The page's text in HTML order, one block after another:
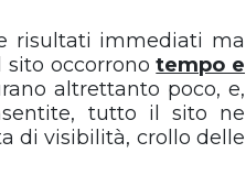
risultati immediati ma
sito occorronotempo e
altrettanto poco, e,
tutto il sito ne
di visibilità, crollo delle